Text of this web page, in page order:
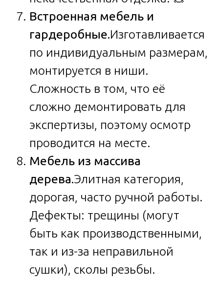
Встроенная мебель и
гардеробные.Изготавливается
по индивидуальным размерам,
монтируется в ниши.
Сложность в том, что её
сложно демонтировать для
экспертизы, поэтому осмотр
проводится на месте.
Мебель из массива
дерева.Элитная категория,
дорогая, часто ручной работы.
Дефекты: трещины (могут
быть как производственными,
так и из-за неправильной
сушки), сколы резьбы.